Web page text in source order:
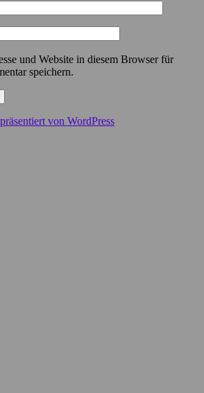
und Website in diesem Browser für
speichern.
von WordPress